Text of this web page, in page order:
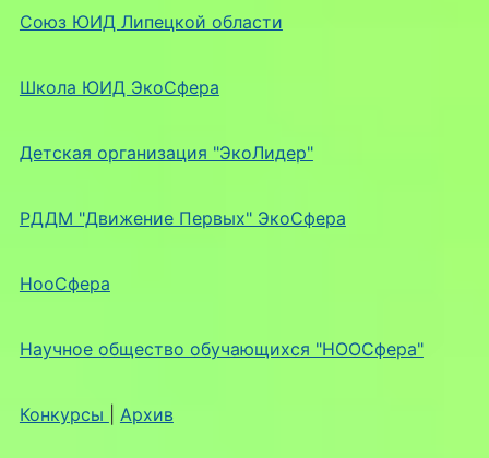
Союз ЮИД Липецкой области
Школа ЮИД ЭкоСфера
Детская организация "ЭкоЛидер"
РДДМ "Движение Первых" ЭкоСфера
НооСфера
Научное общество обучающихся "НООСфера"
Конкурсы Архив